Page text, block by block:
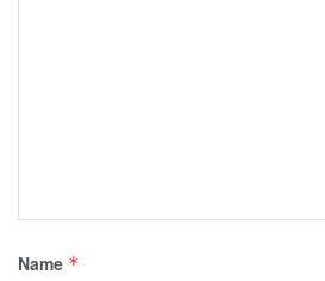
Name *